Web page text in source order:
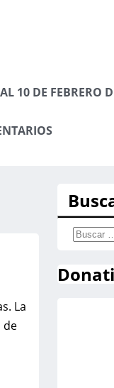
10 DE FEBRERO
La
de
Buscar: